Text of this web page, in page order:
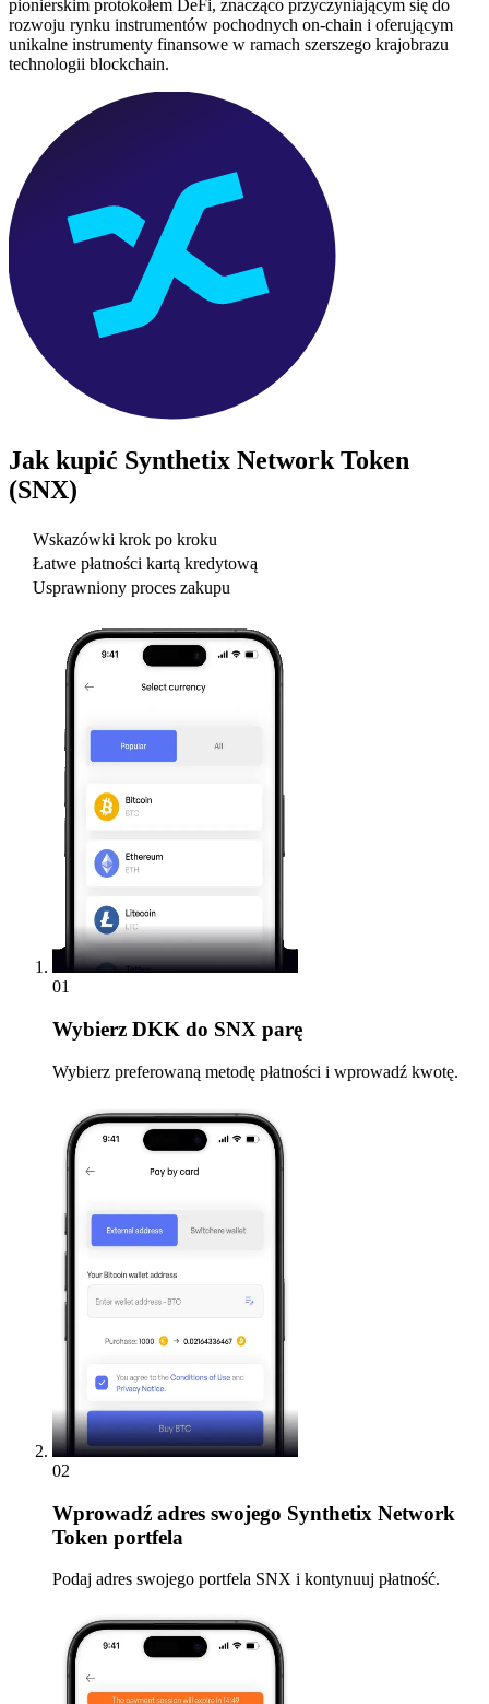
pionierskim protokołem DeFi, znacząco przyczyniającym się do
rozwoju rynku instrumentów pochodnych on-chain i oferującym
unikalne instrumenty finansowe w ramach szerszego krajobrazu
technologii blockchain.
Jak kupić Synthetix Network Token
(SNX)
Wskazówki krok po kroku
Łatwe płatności kartą kredytową
Usprawniony proces zakupu
01
Wybierz DKK do SNX parę
Wybierz preferowaną metodę płatności i wprowadź kwotę.
02
Wprowadź adres swojego Synthetix Network
Token portfela
Podaj adres swojego portfela SNX i kontynuuj płatność.